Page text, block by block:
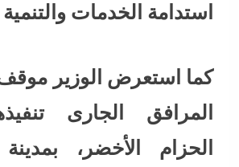
استدامة الخدمات
كما استعرض الوزير
المرافق الجارى